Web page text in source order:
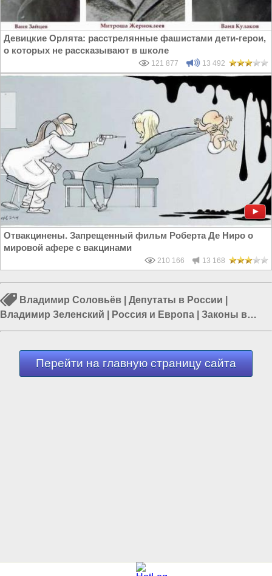
Девицкие Орлята: расстрелянные фашистами дети-герои,
о которых не рассказывают в школе
121 877 13 492
Отвакцинены. Запрещенный фильм Роберта Де Ниро о
мировой афере с вакцинами
210 166 13 168
Владимир Соловьёв Депутаты в России
Владимир Зеленский
Россия и Европа
Законы в
России|Украина и Армения|Российское гражданство
Перейти на главную страницу сайта